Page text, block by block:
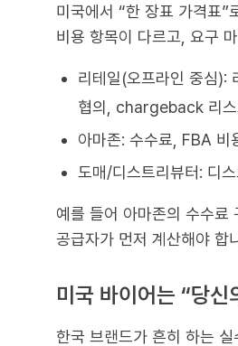
미국에서 “한 장표 가격표”
비용 항목이 다르고, 요구
리테일(오프라인 중
협의, chargeback 리
아마존: 수수료, FBA
도매/디스트리뷰터: 디
예를 들어 아마존의 수수료
공급자가 먼저 계산해야 합
미국 바이어는 “당
한국 브랜드가 흔히 하는